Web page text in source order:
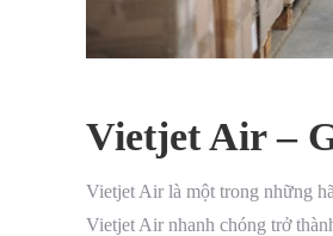
Vietjet Air –
Vietjet Air là một trong những
Vietjet Air nhanh chóng trở